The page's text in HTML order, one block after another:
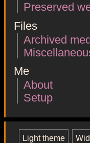
Preserved
Files
Archived
Me
About
Setup
Lighttheme